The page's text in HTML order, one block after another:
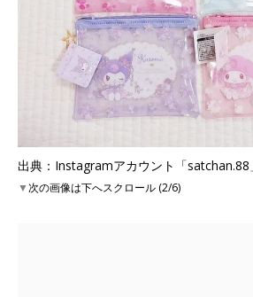
出典：Instagramアカウント「satchan.88
▼次の画像は下へスクロール (2/6)